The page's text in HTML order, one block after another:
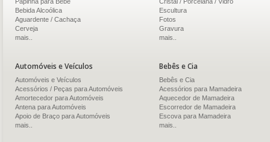
Bebida Alcoólica
Aguardente / Cachaça
Cerveja
mais..
Escultura
Fotos
Gravura
mais..
Automóveis e Veículos
Automóveis e Veículos
Acessórios / Peças para Automóveis
Amortecedor para Automóveis
Antena para Automóveis
Apoio de Braço para Automóveis
mais..
Bebês e Cia
Bebês e Cia
Acessórios para Mamadeira
Aquecedor de Mamadeira
Escorredor de Mamadeira
Escova para Mamadeira
mais..